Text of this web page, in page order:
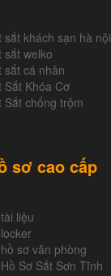
sắt khách sạn hà nội
sắt welko
sắt cá nhân
Sắt Khóa Cơ
Sắt chống trộm
sơ cao cấp
liệu
sơ văn phòng
Sơ Sắt Sơn Tĩnh